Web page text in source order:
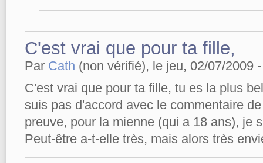
C'est vrai que pour ta fille,
Par Cath (non vérifié), le jeu, 02/07/2009
C'est vrai que pour ta fille, tu es la plus
suis pas d'accord avec le commentaire
preuve, pour la mienne (qui a 18 ans), je
Peut-être a-t-elle très, mais alors très